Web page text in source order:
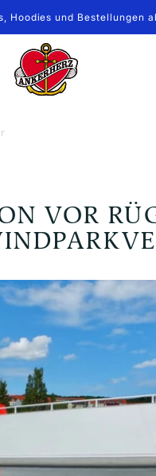
Hoodies und Bestellungen
Ankerherz
Verlag
VOR